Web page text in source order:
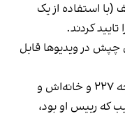
استفاده از یک
کردند.
در ویدیوها قابل
مصاحبه‌های ویدیویی با او در دفتر شاخه ۲۲۷ و خانه‌اش و
که رییس او بود،